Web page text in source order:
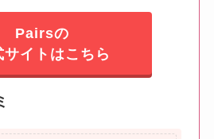
Pairsの
サイトはこちら